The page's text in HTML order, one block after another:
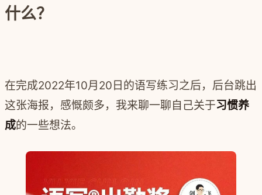
什么？
在完成2022年10月20日的语写练习之后，后台跳出
这张海报，感慨颇多，我来聊一聊自己关于习惯养
成的一些想法。